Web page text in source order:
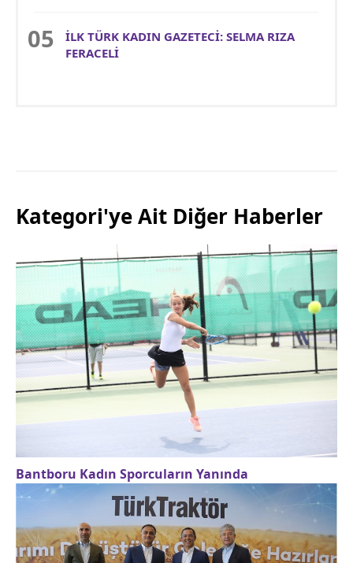
İLK TÜRK KADIN GAZETECİ: SELMA RIZA
FERACELİ
Kategori'ye Ait Diğer Haberler
Bantboru Kadın Sporcuların Yanında